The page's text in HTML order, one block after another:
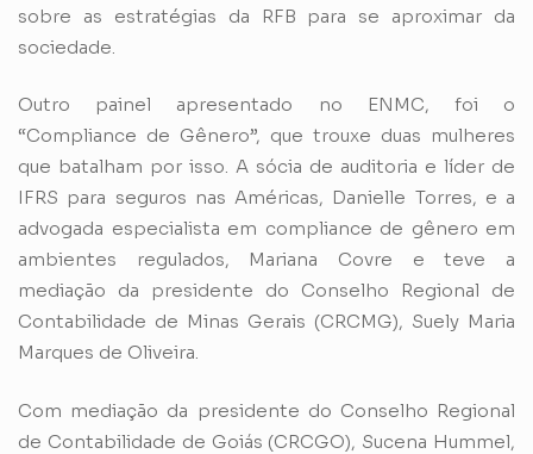
sobre as estratégias da RFB para se aproximar da
sociedade.
Outro painel apresentado no ENMC, foi o
“Compliance de Gênero”, que trouxe duas mulheres
que batalham por isso. A sócia de auditoria e líder de
IFRS para seguros nas Américas, Danielle Torres, e a
advogada especialista em compliance de gênero em
ambientes regulados, Mariana Covre e teve a
mediação da presidente do Conselho Regional de
Contabilidade de Minas Gerais (CRCMG), Suely Maria
Marques de Oliveira.
Com mediação da presidente do Conselho Regional
de Contabilidade de Goiás (CRCGO), Sucena Hummel,